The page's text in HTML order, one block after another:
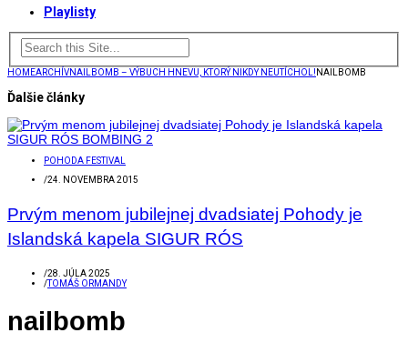
Playlisty
HOMEARCHÍVNAILBOMB – VÝBUCH HNEVU, KTORÝ NIKDY NEUTÍCHOL! NAILBOMB
Ďalšie články
POHODA FESTIVAL
/24. NOVEMBRA 2015
Prvým menom jubilejnej dvadsiatej Pohody je
Islandská kapela SIGUR RÓS
/28. JÚLA 2025
/TOMÁŠ ORMANDY
nailbomb